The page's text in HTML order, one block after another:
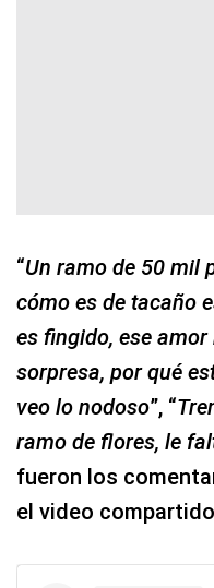
“Un ramo de 50 mil
cómo es de tacaño
es fingido, ese amor
sorpresa, por qué
veo lo nodoso”, “
ramo de flores, le
fueron los
el video